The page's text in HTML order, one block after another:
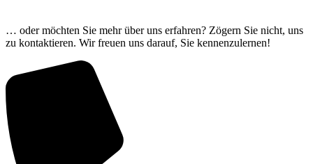
… oder möchten Sie mehr über uns erfahren? Zögern Sie nicht, uns
zu kontaktieren. Wir freuen uns darauf, Sie kennenzulernen!